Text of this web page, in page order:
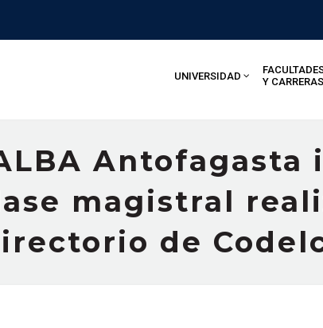
UNIVERSIDAD
Y CARRERAS
Antofagasta
magistral
de